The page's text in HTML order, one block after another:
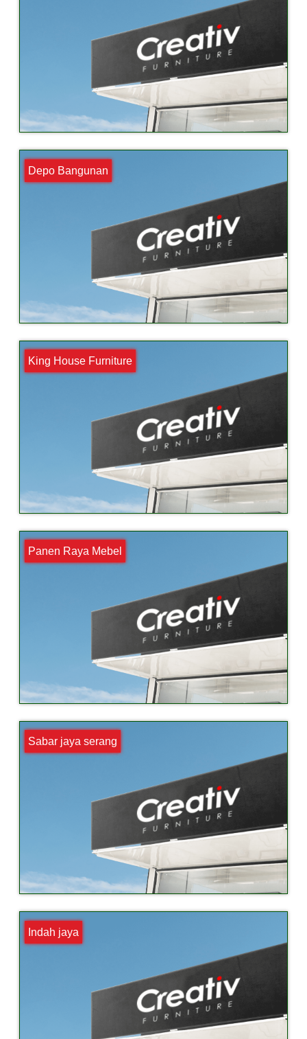
Depo Bangunan
King House Furniture
Panen Raya Mebel
Sabar jaya serang
Indah jaya